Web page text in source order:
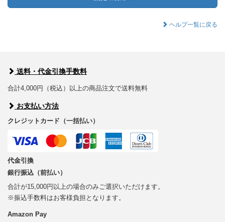
ヘルプ一覧に戻る
送料・代金引換手数料
合計4,000円（税込）以上の商品注文で送料無料
お支払い方法
クレジットカード（一括払い）
代金引換
銀行振込（前払い）
合計が15,000円以上の場合のみご選択いただけます。
※振込手数料はお客様負担となります。
Amazon Pay